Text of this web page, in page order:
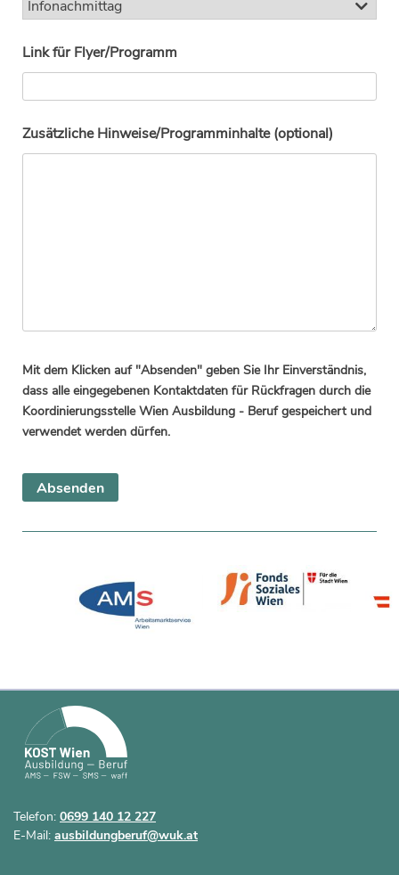
Link für Flyer/Programm
Zusätzliche Hinweise/Programminhalte (optional)
Mit dem Klicken auf "Absenden" geben Sie Ihr Einverständnis,
dass alle eingegebenen Kontaktdaten für Rückfragen durch die
Koordinierungsstelle Wien Ausbildung - Beruf gespeichert und
verwendet werden dürfen.
Telefon: 0699 140 12 227
E-Mail: ausbildungberuf@wuk.at